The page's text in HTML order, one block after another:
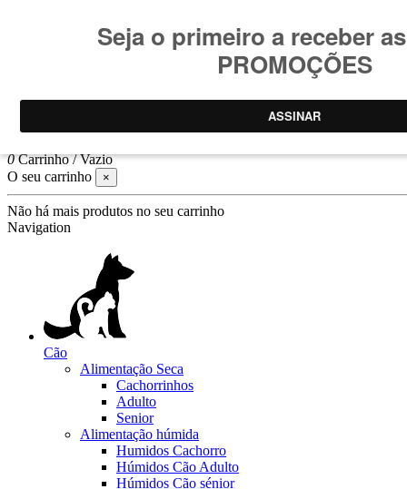
Consulte condições promoções.
Promoções limitadas ao stock
0 Carrinho /Vazio
O seu carrinho
×
Não há mais produtos no seu carrinho
Navigation
Cão
Alimentação Seca
Cachorrinhos
Adulto
Senior
Alimentação húmida
Humidos Cachorro
Húmidos Cão Adulto
Húmidos Cão sénior